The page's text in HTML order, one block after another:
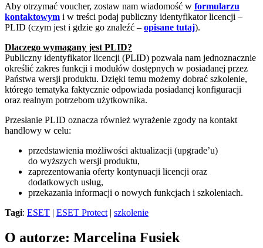
Aby otrzymać voucher, zostaw nam wiadomość w formularzu
kontaktowym i w treści podaj publiczny identyfikator licencji –
PLID (czym jest i gdzie go znaleźć – opisane tutaj).
Dlaczego wymagany jest PLID?
Publiczny identyfikator licencji (PLID) pozwala nam jednoznacznie
określić zakres funkcji i modułów dostępnych w posiadanej przez
Państwa wersji produktu. Dzięki temu możemy dobrać szkolenie,
którego tematyka faktycznie odpowiada posiadanej konfiguracji
oraz realnym potrzebom użytkownika.
Przesłanie PLID oznacza również wyrażenie zgody na kontakt
handlowy w celu:
przedstawienia możliwości aktualizacji (upgrade’u)
do wyższych wersji produktu,
zaprezentowania oferty kontynuacji licencji oraz
dodatkowych usług,
przekazania informacji o nowych funkcjach i szkoleniach.
Tagi: ESET | ESET Protect | szkolenie
O autorze: Marcelina Fusiek